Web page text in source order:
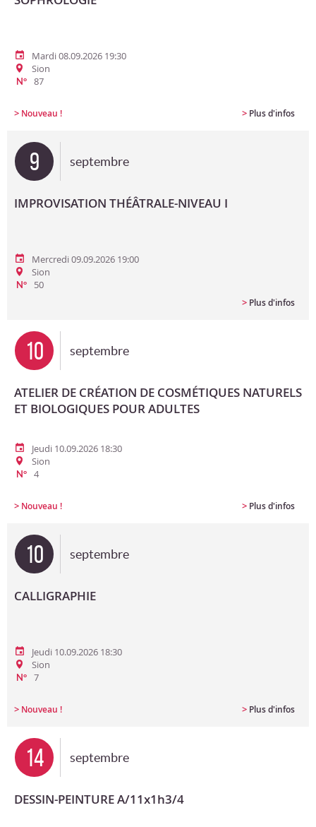
Mardi 08.09.2026 19:30
Sion
N° 87
> Nouveau ! > Plus d'infos
9 septembre
IMPROVISATION THÉÂTRALE-NIVEAU I
Mercredi 09.09.2026 19:00
Sion
N°
50
> Plus d'infos
10 septembre
ATELIER DE CRÉATION DE COSMÉTIQUES NATURELS
ET BIOLOGIQUES POUR ADULTES
Jeudi 10.09.2026 18:30
Sion
N° 4
> Nouveau ! > Plus d'infos
10 septembre
CALLIGRAPHIE
Jeudi 10.09.2026 18:30
Sion
N° 7
> Nouveau ! > Plus d'infos
14 septembre
DESSIN-PEINTURE A/11x1h3/4